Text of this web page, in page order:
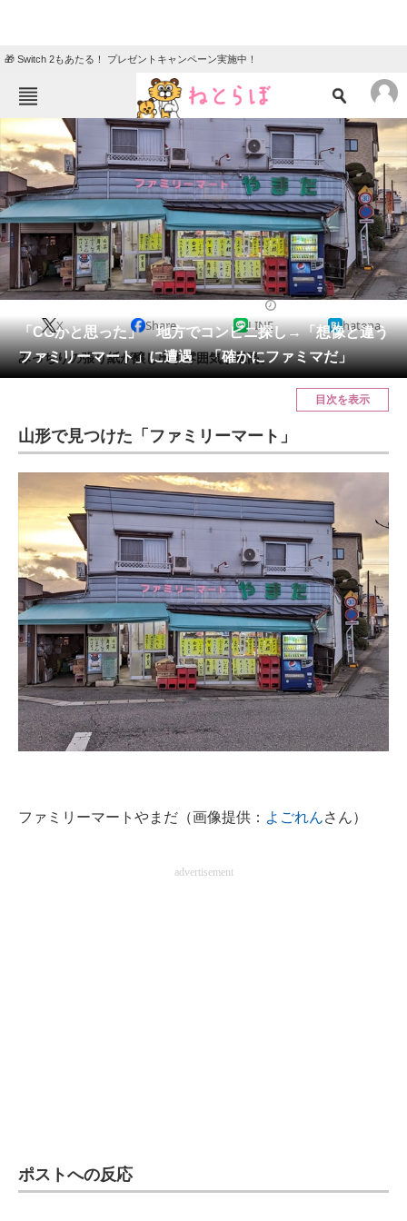
🎁 Switch 2もあたる！ プレゼントキャンペーン実施中！
ねとらぼメニュー
TOP ニュース
エンタメ クイズ
グルメ 地域
住まい 教育・育児
動物 リサーチ
会員記事
メディア
ITの今と未来を見通す
スマホと通信の最新トレンド
進化するPCとデバイスの未来
好きが集まる 比べて選べる
ビジネスと働き方のヒント
AI活用のいまが分かる
企業ITのトレンドを詳説
経営リーダーのコミュニティ
IT製品の技術・比較・事例
「CGかと思った」 地方でコンビニ探し→「想像と違う
ファミリーマート」に遭遇 「確かにファミマだ」
X Share LINE hatena
みっちりの張り紙が醸し出す雰囲気が最高。
目次を表示
山形で見つけた「ファミリーマート」
ファミリーマートやまだ（画像提供： よごれんさん）
advertisement
ポストへの反応